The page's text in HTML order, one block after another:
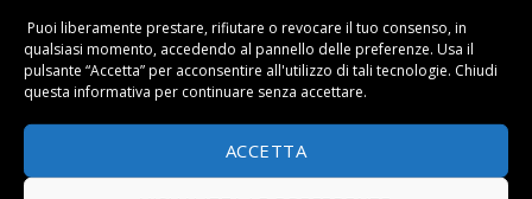
Puoi liberamente prestare, rifiutare o revocare il tuo consenso, in
qualsiasi momento, accedendo al pannello delle preferenze. Usa il
pulsante “Accetta” per acconsentire all'utilizzo di tali tecnologie. Chiudi
questa informativa per continuare senza accettare.
ACCETTA
attenzioni e fornendosi dei migliori mezzi di difesa, la
nostra casa rimarrà sempre un luogo protetto e sicuro
Questo elemento è stato inserito in Guide